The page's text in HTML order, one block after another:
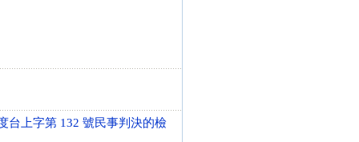
台上字第 132 號民事判決的檢